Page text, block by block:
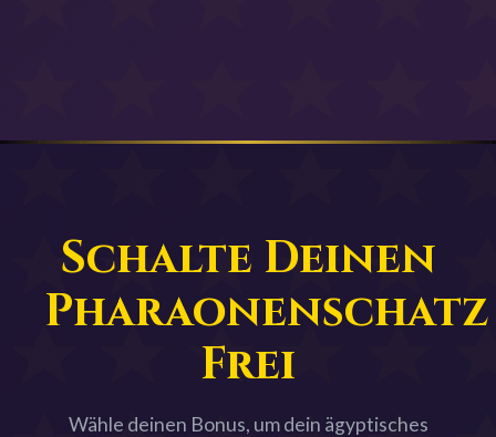
Schalte Deinen
Pharaonenschatz
Frei
Wähle deinen Bonus, um dein ägyptisches